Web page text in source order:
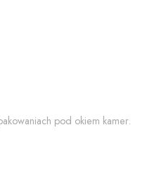
pod okiem kamer.